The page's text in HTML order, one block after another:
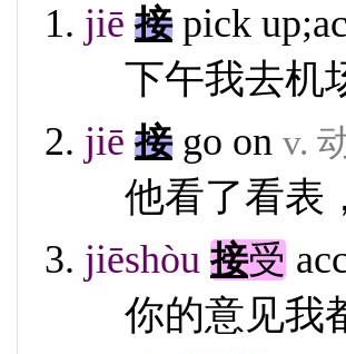
jiē 接 pick
下午我去机
jiē 接 go on v.
他看了看表
jiēshòu 接受
你的意见我